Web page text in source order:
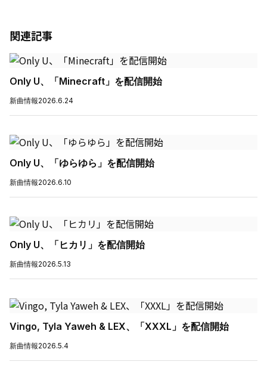
関連記事
Only U、「Minecraft」を配信開始
新曲情報2026.6.24
Only U、「ゆらゆら」を配信開始
新曲情報2026.6.10
Only U、「ヒカリ」を配信開始
新曲情報2026.5.13
Vingo, Tyla Yaweh & LEX、「XXXL」を配信開始
新曲情報2026.5.4